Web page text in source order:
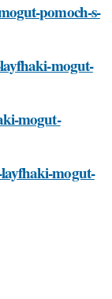
pomoch-s-
mogut-
mogut-
mogut-